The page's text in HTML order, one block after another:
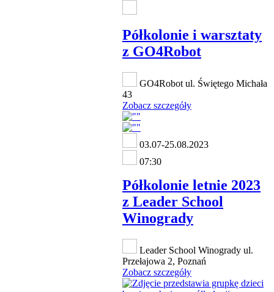
Półkolonie i warsztaty
z GO4Robot
GO4Robot ul. Świętego Michała
43
Zobacz szczegóły
03.07-25.08.2023
07:30
Półkolonie letnie 2023
z Leader School
Winogrady
Leader School Winogrady ul.
Przełajowa 2, Poznań
Zobacz szczegóły